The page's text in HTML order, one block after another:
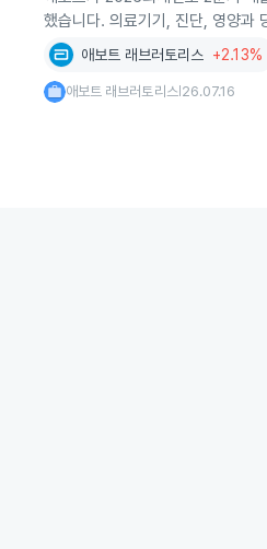
했습니다. 의료기기, 진단, 영양과
애보트 래브러토리스 +2.13%
애보트 래브러토리스 26.07.16